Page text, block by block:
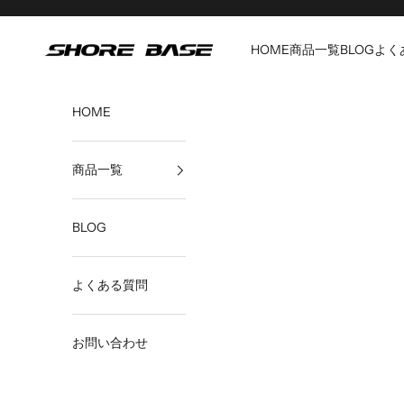
SHORE BASE公式サイト HOME商品一覧BLOGよく
HOME
商品一覧
BLOG
よくある質問
お問い合わせ